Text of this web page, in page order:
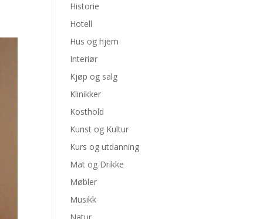
Historie
Hotell
Hus og hjem
Interiør
Kjøp og salg
Klinikker
Kosthold
Kunst og Kultur
Kurs og utdanning
Mat og Drikke
Møbler
Musikk